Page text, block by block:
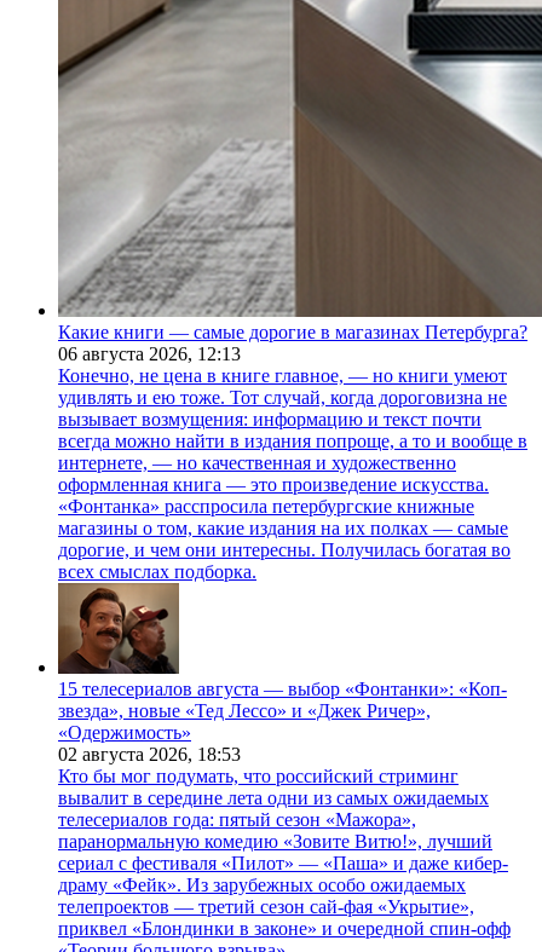
Какие книги — самые дорогие в магазинах Петербурга?
06 августа 2026, 12:13
Конечно, не цена в книге главное, — но книги умеют
удивлять и ею тоже. Тот случай, когда дороговизна не
вызывает возмущения: информацию и текст почти
всегда можно найти в издания попроще, а то и вообще в
интернете, — но качественная и художественно
оформленная книга — это произведение искусства.
«Фонтанка» расспросила петербургские книжные
магазины о том, какие издания на их полках — самые
дорогие, и чем они интересны. Получилась богатая во
всех смыслах подборка.
15 телесериалов августа — выбор «Фонтанки»: «Коп-
звезда», новые «Тед Лессо» и «Джек Ричер»,
«Одержимость»
02 августа 2026, 18:53
Кто бы мог подумать, что российский стриминг
вывалит в середине лета одни из самых ожидаемых
телесериалов года: пятый сезон «Мажора»,
паранормальную комедию «Зовите Витю!», лучший
сериал с фестиваля «Пилот» — «Паша» и даже кибер-
драму «Фейк». Из зарубежных особо ожидаемых
телепроектов — третий сезон сай-фая «Укрытие»,
приквел «Блондинки в законе» и очередной спин-офф